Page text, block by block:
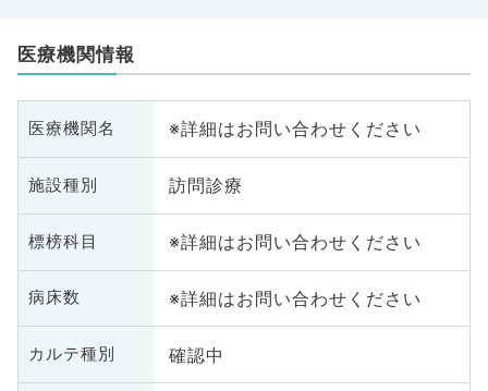
医療機関情報
医療機関名 ※詳細はお問い合わせください
施設種別 訪問診療
標榜科目 ※詳細はお問い合わせください
病床数 ※詳細はお問い合わせください
カルテ種別 確認中